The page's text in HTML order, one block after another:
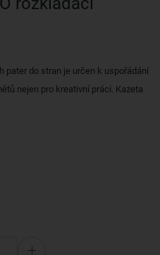
pater do stran je určen k uspořádání
nejen pro kreativní práci. Kazeta